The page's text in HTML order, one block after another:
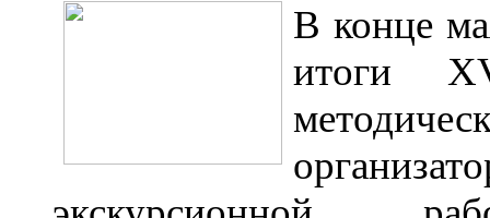
В конце
итоги